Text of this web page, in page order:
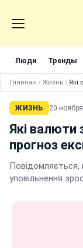
Люди Тренды
Главная › Жизнь › Які
ЖИЗНЬ 20
Які валюти
прогноз
уповільнення